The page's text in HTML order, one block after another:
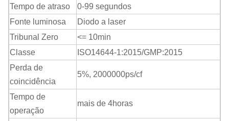
Tempo de atraso
0-99 segundos
Fonte luminosa
Diodo a laser
Tribunal Zero
<= 10min
Classe
ISO14644-1:2015/GMP:2015
Perda de
coincidência
5%, 2000000ps/cf
Tempo de
operação
mais de 4horas